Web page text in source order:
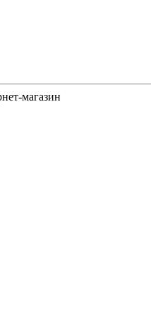
магазин